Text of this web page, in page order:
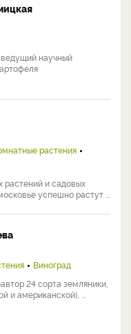
ведущий научный
растения
растений и садовых
успешно растут ...
Виноград
24 сорта земляники,
и американской), ...